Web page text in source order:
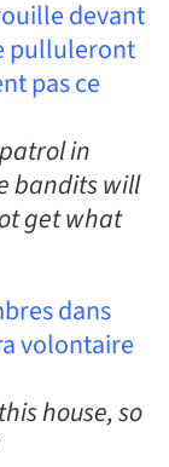
devant
pulluleront
pas ce
in
bandits will
get what
dans
volontaire
house, so